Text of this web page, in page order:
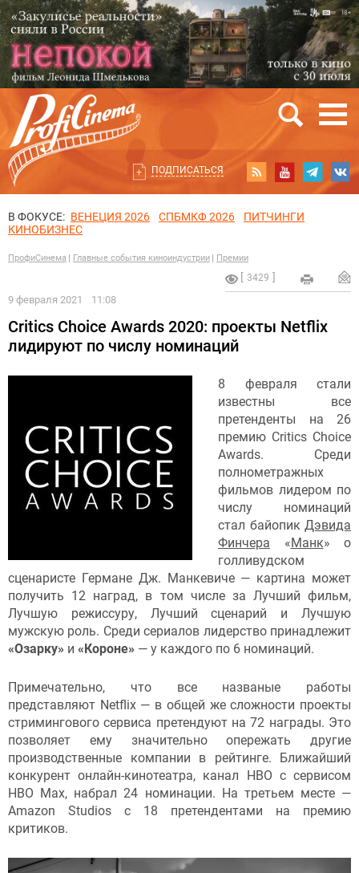
ПОДПИСАТЬСЯ
В ФОКУСЕ: ВЕНЕЦИЯ 2026 СПБМКФ 2026
ПИТЧИНГИ
КИНОБИЗНЕС
ПрофиСинема Главные события киноиндустрии Премии
3429
9 февраля 2021 11:08
Critics Choice Awards 2020: проекты Netflix
лидируют по числу номинаций
8 февраля стали
известны все
претенденты на 26
премию Critics Choice
Awards. Среди
полнометражных
фильмов лидером по
числу номинаций
стал байопик Дэвида
Финчера «Манк» о
голливудском
сценаристе Германе Дж. Манкевиче — картина может
получить 12 наград, в том числе за Лучший фильм,
Лучшую режиссуру, Лучший сценарий и Лучшую
мужскую роль. Среди сериалов лидерство принадлежит
«Озарку» и «Короне» — у каждого по 6 номинаций.
Примечательно, что все названые работы
представляют Netflix — в общей же сложности проекты
стримингового сервиса претендуют на 72 награды. Это
позволяет ему значительно опережать другие
производственные компании в рейтинге. Ближайший
конкурент онлайн-кинотеатра, канал HBO с сервисом
HBO Max, набрал 24 номинации. На третьем месте —
Amazon Studios с 18 претендентами на премию
критиков.